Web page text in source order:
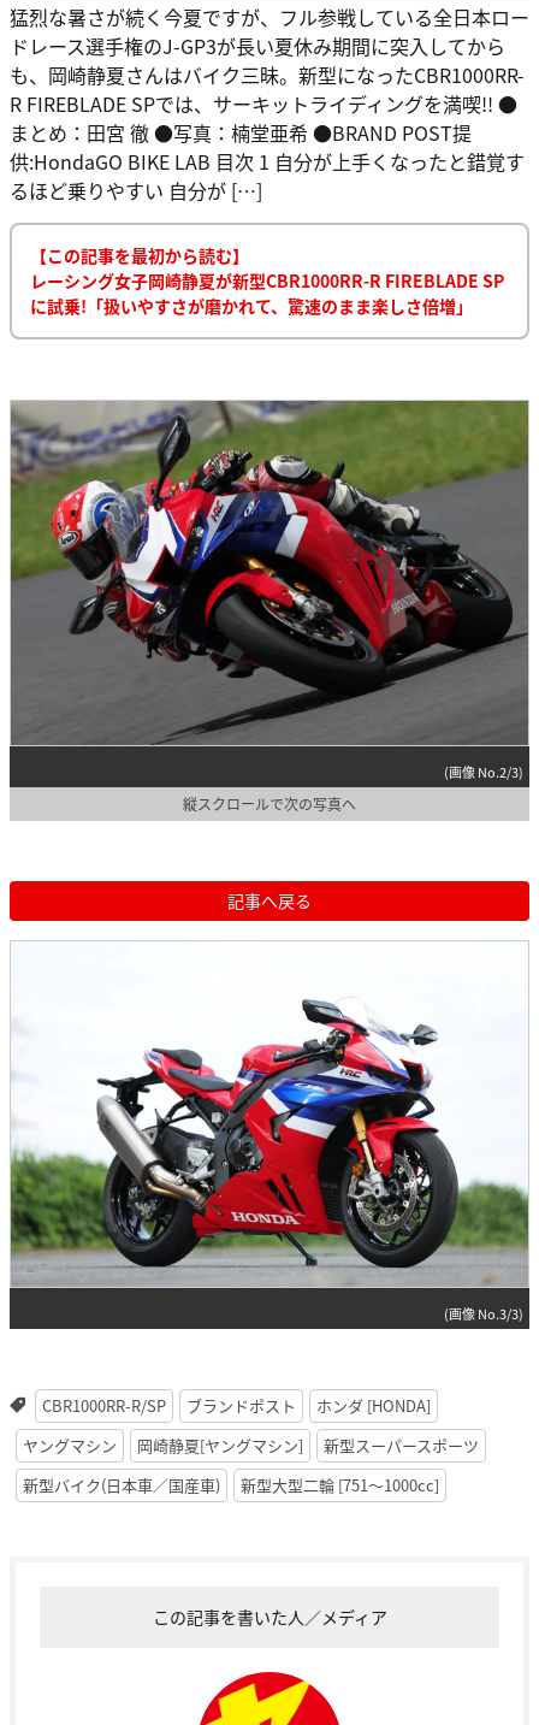
猛烈な暑さが続く今夏ですが、フル参戦している全日本ロー
ドレース選手権のJ-GP3が長い夏休み期間に突入してから
も、岡崎静夏さんはバイク三昧。新型になったCBR1000RR-
R FIREBLADE SPでは、サーキットライディングを満喫!! ●
まとめ：田宮 徹 ●写真：楠堂亜希 ●BRAND POST提
供:HondaGO BIKE LAB 目次 1 自分が上手くなったと錯覚す
るほど乗りやすい 自分が […]
【この記事を最初から読む】
レーシング女子岡崎静夏が新型CBR1000RR-R FIREBLADE SP
に試乗!「扱いやすさが磨かれて、驚速のまま楽しさ倍増」
(画像 No.2/3)
縦スクロールで次の写真へ
記事へ戻る
(画像 No.3/3)
CBR1000RR-R/SP ブランドポスト
ホンダ [HONDA]
ヤングマシン
岡崎静夏[ヤングマシン]
新型スーパースポーツ
新型バイク(日本車／国産車)
新型大型二輪 [751〜1000cc]
この記事を書いた人／メディア